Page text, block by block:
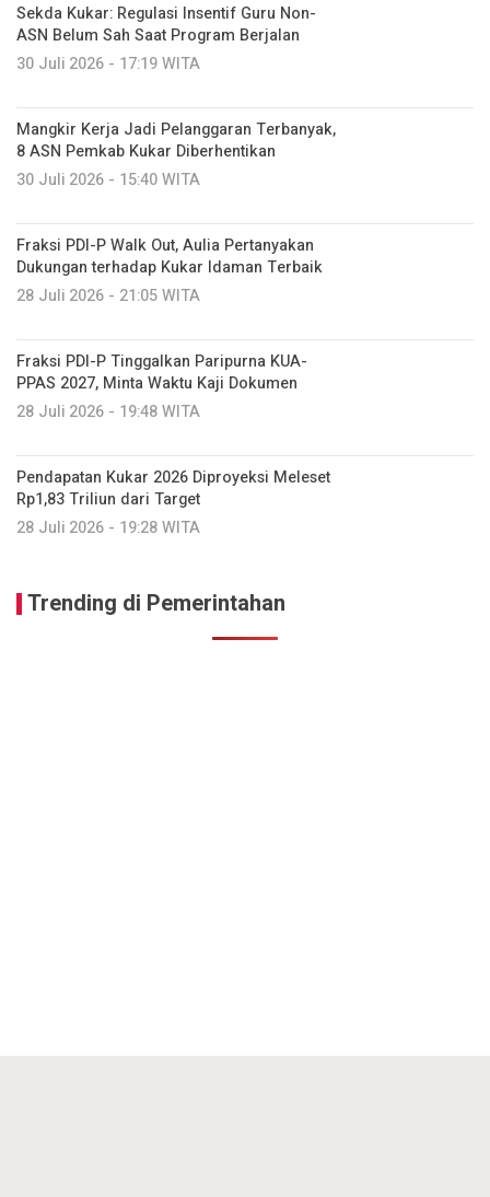
Sekda Kukar: Regulasi Insentif Guru Non-
ASN Belum Sah Saat Program Berjalan
30 Juli 2026 - 17:19 WITA
Mangkir Kerja Jadi Pelanggaran Terbanyak,
8 ASN Pemkab Kukar Diberhentikan
30 Juli 2026 - 15:40 WITA
Fraksi PDI-P Walk Out, Aulia Pertanyakan
Dukungan terhadap Kukar Idaman Terbaik
28 Juli 2026 - 21:05 WITA
Fraksi PDI-P Tinggalkan Paripurna KUA-
PPAS 2027, Minta Waktu Kaji Dokumen
28 Juli 2026 - 19:48 WITA
Pendapatan Kukar 2026 Diproyeksi Meleset
Rp1,83 Triliun dari Target
28 Juli 2026 - 19:28 WITA
Trending di Pemerintahan